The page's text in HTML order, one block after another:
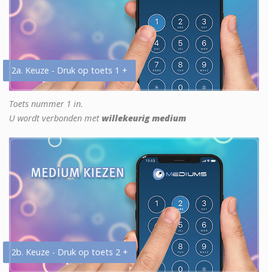
2a. Keuze - Druk op toets 1 +
Toets nummer 1 in.
U wordt verbonden met willekeurig medium
2b. Keuze - Druk op toets 2 +